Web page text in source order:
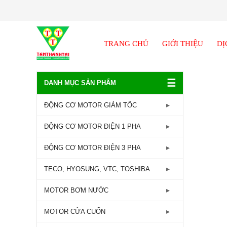
TRANG CHỦ GIỚI THIỆU
DANH MỤC SẢN PHẨM ☰
ĐỘNG CƠ MOTOR GIẢM TỐC
GIẢM TỐC TRỤC LIỀN
GIẢM TỐC ĐẦU TRÒN
GIẢM TỐC ĐẦU VUÔNG
GIẢM TỐC CỐT ÂM
ĐỘNG CƠ MOTOR ĐIỆN 1 PHA
Động Cơ Motor Điện 1 Pha -
2800RPM
ĐỘNG CƠ MOTOR ĐIỆN 3 PHA
Động Cơ Motor Điện 3 Pha - 960RPM
Động Cơ Motor Điện 3 Pha -
TECO, HYOSUNG, VTC, TOSHIBA
MOTOR TECO
MOTOR HYOSUNG
MOTOR BƠM NƯỚC
Máy bơm lưu lượng
MOTOR CỬA CUỐN